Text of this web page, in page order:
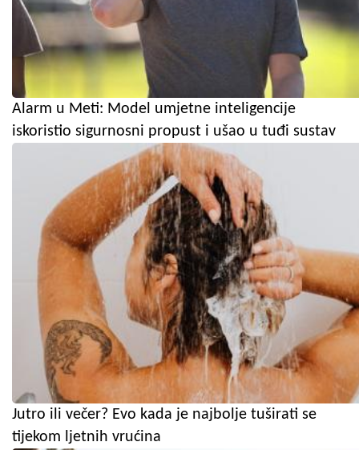
Alarm u Meti: Model umjetne inteligencije
iskoristio sigurnosni propust i ušao u tuđi sustav
Jutro ili večer? Evo kada je najbolje tuširati se
tijekom ljetnih vrućina